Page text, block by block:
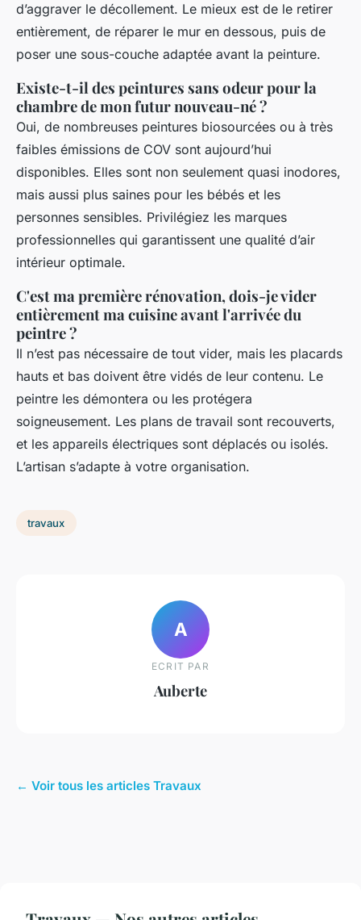
d’aggraver le décollement. Le mieux est de le retirer
entièrement, de réparer le mur en dessous, puis de
poser une sous-couche adaptée avant la peinture.
Existe-t-il des peintures sans odeur pour la
chambre de mon futur nouveau-né ?
Oui, de nombreuses peintures biosourcées ou à très
faibles émissions de COV sont aujourd’hui
disponibles. Elles sont non seulement quasi inodores,
mais aussi plus saines pour les bébés et les
personnes sensibles. Privilégiez les marques
professionnelles qui garantissent une qualité d’air
intérieur optimale.
C'est ma première rénovation, dois-je vider
entièrement ma cuisine avant l'arrivée du
peintre ?
Il n’est pas nécessaire de tout vider, mais les placards
hauts et bas doivent être vidés de leur contenu. Le
peintre les démontera ou les protégera
soigneusement. Les plans de travail sont recouverts,
et les appareils électriques sont déplacés ou isolés.
L’artisan s’adapte à votre organisation.
travaux
A
ECRIT PAR
Auberte
← Voir tous les articles Travaux